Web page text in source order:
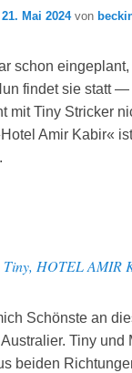
21. Mai 2024 von
schon
findet sie statt
mit Tiny Stricker
Amir Kabir«
Tiny, HOTEL AMIR
Schönste an
Tiny
beiden